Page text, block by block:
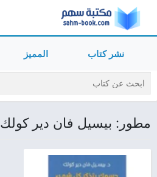
نشر كتاب المميز
مطور: بيسيل فان دير كولك